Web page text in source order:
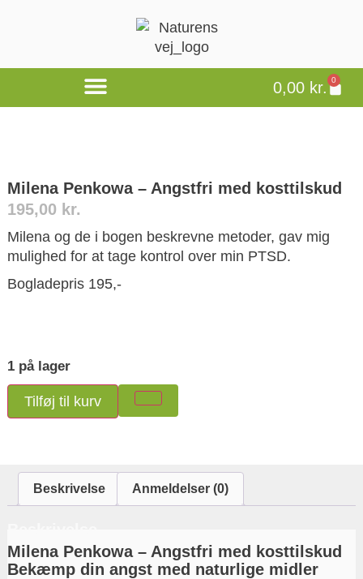
0,00 kr. 0
Milena Penkowa – Angstfri med kosttilskud
195,00 kr.
Milena og de i bogen beskrevne metoder, gav mig
mulighed for at tage kontrol over min PTSD.
Bogladepris 195,-
1 på lager
Tilføj til kurv
Beskrivelse Anmeldelser (0)
Milena Penkowa – Angstfri med kosttilskud
Bekæmp din angst med naturlige midler